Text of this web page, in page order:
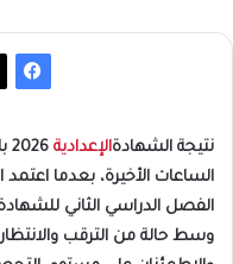
نتيجة الشهادةالإعدادية
الساعات الأخيرة، بعدما اعتمد
وسط حالة من الترقب والانتظار